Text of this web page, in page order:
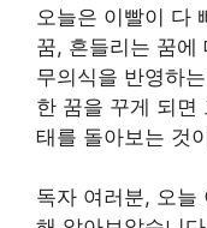
오늘은 이빨이 다
꿈, 흔들리는 꿈에
무의식을 반영하
한 꿈을 꾸게 되면
태를 돌아보는 것
독자 여러분, 오늘